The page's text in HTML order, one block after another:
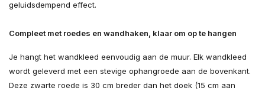
geluidsdempend effect.
Compleet met roedes en wandhaken, klaar om op te hangen
Je hangt het wandkleed eenvoudig aan de muur. Elk wandkleed
wordt geleverd met een stevige ophangroede aan de bovenkant.
Deze zwarte roede is 30 cm breder dan het doek (15 cm aan